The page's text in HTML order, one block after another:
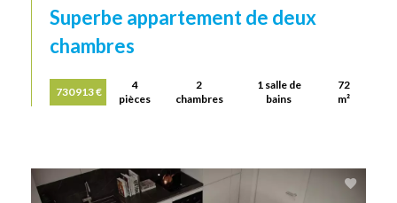
Superbe appartement de deux
chambres
730 913 €
4
pièces
2
chambres
1 salle de
bains
72
m²